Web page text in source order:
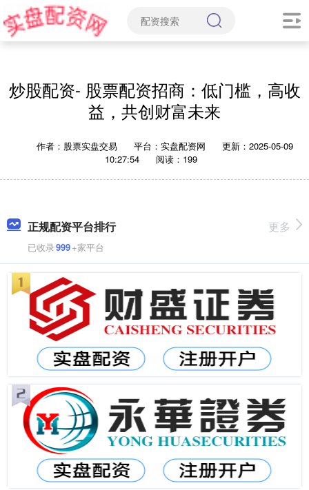
炒股配资- 股票配资招商：低门槛，高收
益，共创财富未来
作者：股票实盘交易 平台：实盘配资网
更新：2025-05-09
10:27:54
阅读：199
正规配资平台排行
已收录999+家平台
更多